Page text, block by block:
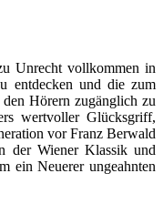
Unrecht vollkommen in
entdecken und die zum
Hörern zugänglich zu
wertvoller Glücksgriff,
vor Franz Berwald
der Wiener Klassik und
ein Neuerer ungeahnten